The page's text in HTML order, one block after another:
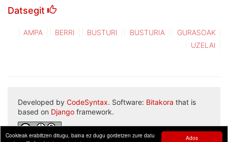
Ados
Cookieak erabiltzen ditugu, baina ez dugu gordetzen zure datu
Datsegit
AMPA BERRI BUSTURI BUSTURIA
GURASOAK
UZELAI
Developed by CodeSyntax. Software: Bitakora that is
based on Django framework.